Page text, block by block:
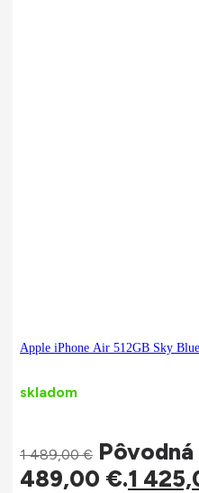
Apple iPhone Air 512GB Sky Blue
skladom
1 489,00€ Pôvodná
489,00 €.1